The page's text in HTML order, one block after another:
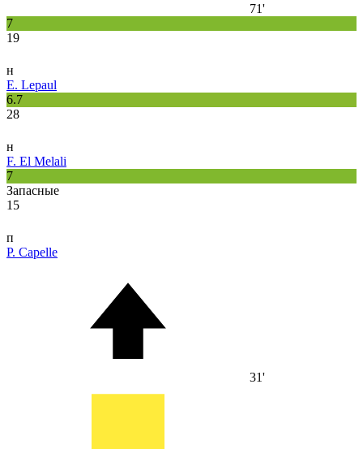
71'
7
19
н
E. Lepaul
6.7
28
н
F. El Melali
7
Запасные
15
п
P. Capelle
31'